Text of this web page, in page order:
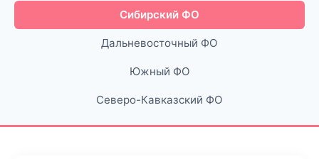
Сибирский ФО
Дальневосточный ФО
Южный ФО
Северо-Кавказский ФО